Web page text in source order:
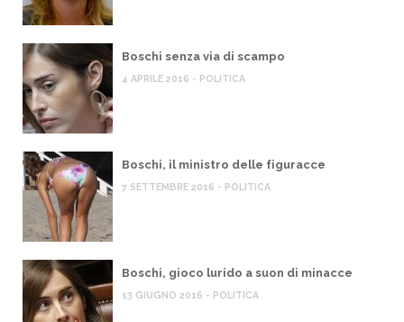
Boschi senza via di scampo
4 APRILE 2016 - POLITICA
Boschi, il ministro delle figuracce
7 SETTEMBRE 2016 - POLITICA
Boschi, gioco lurido a suon di minacce
13 GIUGNO 2016 - POLITICA